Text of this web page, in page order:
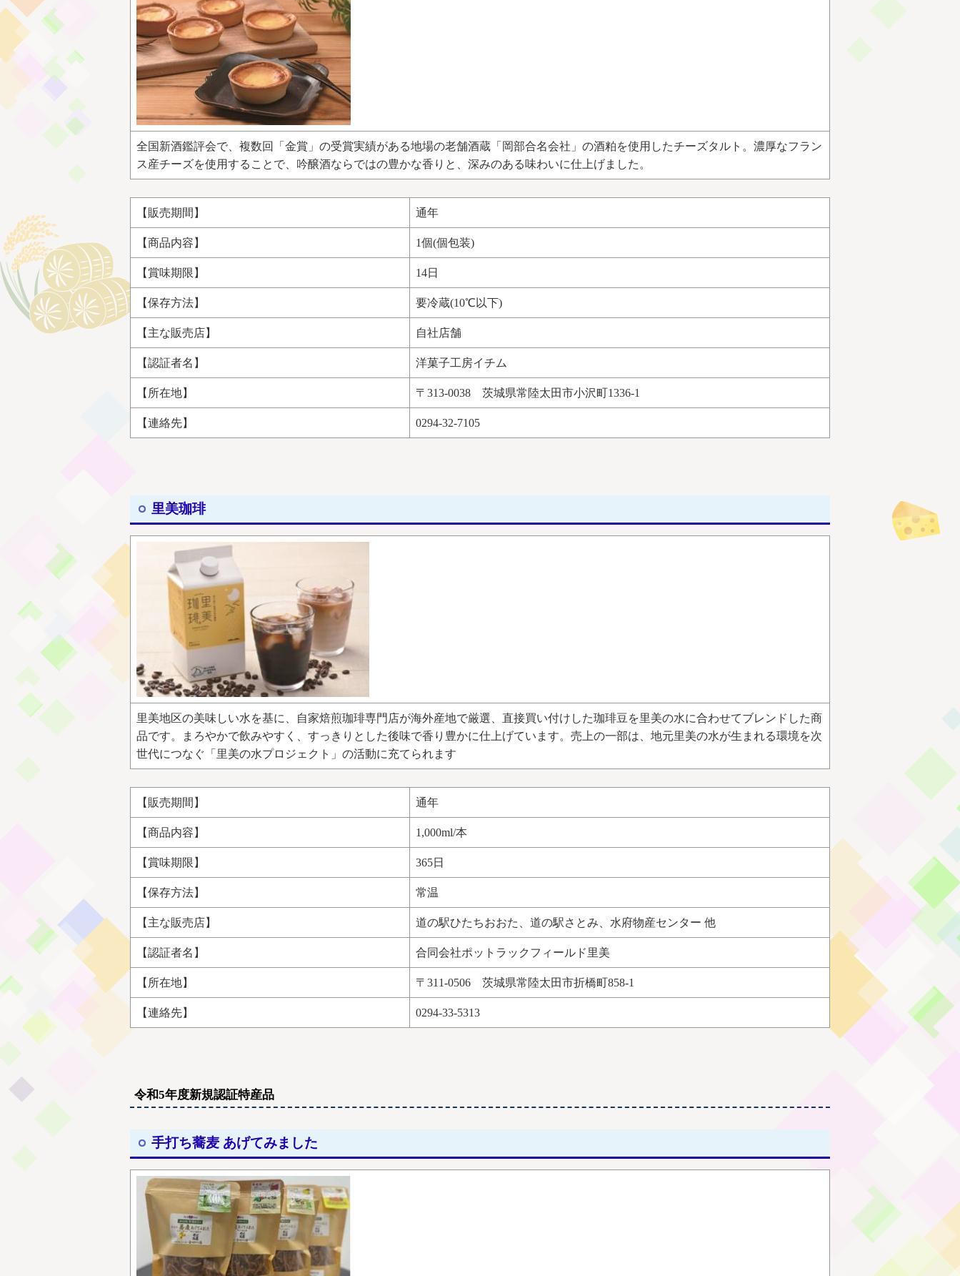
全国新酒鑑評会で、複数回「金賞」の受賞実績がある地場の老舗酒蔵「岡部合名会社」の酒粕を使用したチーズタルト。濃厚なフラン
ス産チーズを使用することで、吟醸酒ならではの豊かな香りと、深みのある味わいに仕上げました。
【販売期間】 通年
【商品内容】 1個(個包装)
【賞味期限】 14日
【保存方法】 要冷蔵(10℃以下)
【主な販売店】 自社店舗
【認証者名】 洋菓子工房イチム
【所在地】 〒313-0038 茨城県常陸太田市小沢町1336-1
【連絡先】 0294-32-7105
里美珈琲
里美地区の美味しい水を基に、自家焙煎珈琲専門店が海外産地で厳選、直接買い付けした珈琲豆を里美の水に合わせてブレンドした商
品です。まろやかで飲みやすく、すっきりとした後味で香り豊かに仕上げています。売上の一部は、地元里美の水が生まれる環境を次
世代につなぐ「里美の水プロジェクト」の活動に充てられます
【販売期間】 通年
【商品内容】 1,000ml/本
【賞味期限】 365日
【保存方法】 常温
【主な販売店】 道の駅ひたちおおた、道の駅さとみ、水府物産センター 他
【認証者名】 合同会社ポットラックフィールド里美
【所在地】 〒311-0506 茨城県常陸太田市折橋町858-1
【連絡先】 0294-33-5313
令和5年度新規認証特産品
手打ち蕎麦 あげてみました